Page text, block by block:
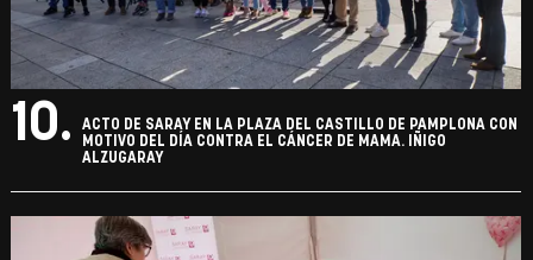
10.
ACTO DE SARAY EN LA PLAZA DEL CASTILLO DE PAMPLONA CON
MOTIVO DEL DÍA CONTRA EL CÁNCER DE MAMA. IÑIGO
ALZUGARAY